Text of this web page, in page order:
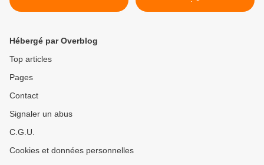
Hébergé par Overblog
Top articles
Pages
Contact
Signaler un abus
C.G.U.
Cookies et données personnelles